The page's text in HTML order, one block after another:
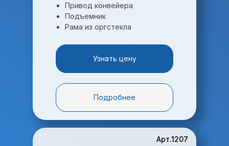
Скачать опросный лист
Получить коммерческое предложение
Привод конвейера
Подъемник
Рама из оргстекла
Арт.1207
Узнать цену
Подробнее